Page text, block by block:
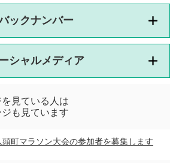
ックナンバー
シャルメディア
見ている人は
も見ています
町マラソン大会の参加者を募集します